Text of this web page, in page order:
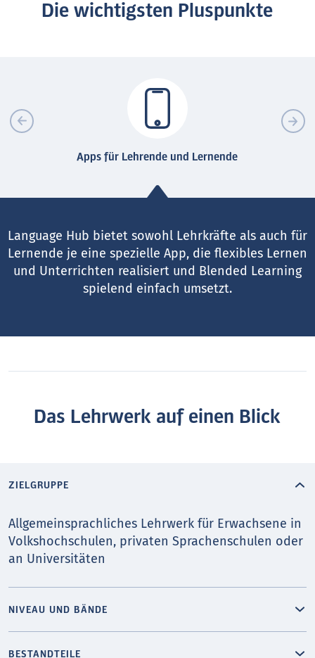
Die wichtigsten Pluspunkte
Apps für Lehrende und Lernende
Language Hub bietet sowohl Lehrkräfte als auch für
Lernende je eine spezielle App, die flexibles Lernen
und Unterrichten realisiert und Blended Learning
spielend einfach umsetzt.
Das Lehrwerk auf einen Blick
ZIELGRUPPE
Allgemeinsprachliches Lehrwerk für Erwachsene in
Volkshochschulen, privaten Sprachenschulen oder
an Universitäten
NIVEAU UND BÄNDE
BESTANDTEILE